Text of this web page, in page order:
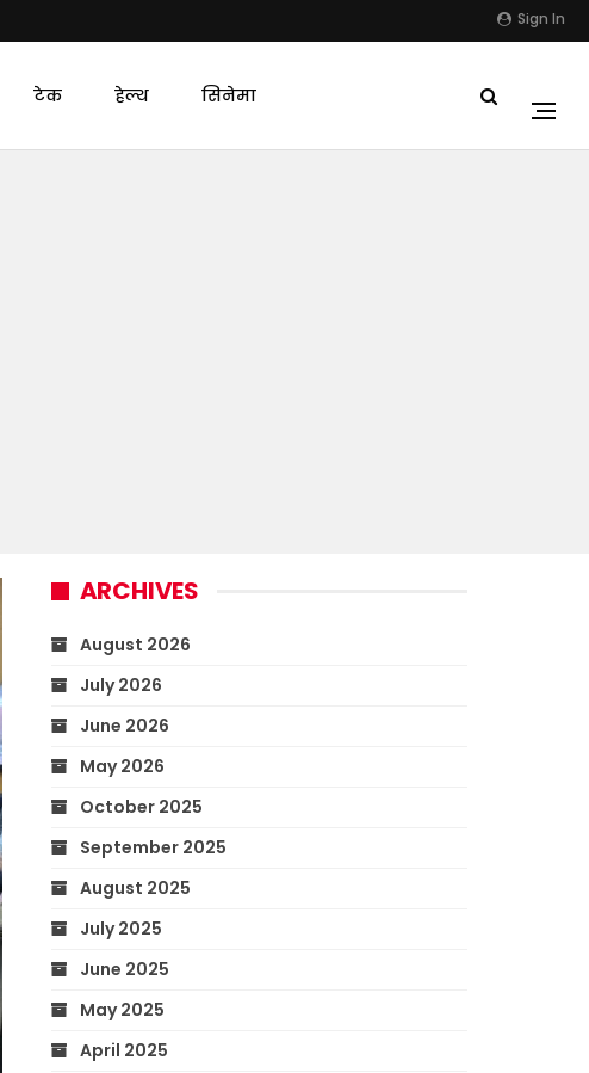
Sign In
टेक हेल्थ सिनेमा
ARCHIVES
August 2026
July 2026
June 2026
May 2026
October 2025
September 2025
August 2025
July 2025
June 2025
May 2025
April 2025